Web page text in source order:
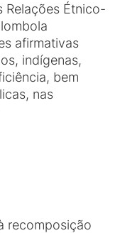
Relações Étnico-
afirmativas
indígenas,
bem
nas
recomposição